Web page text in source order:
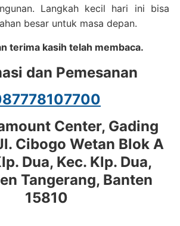
Langkah kecil hari ini bisa
besar untuk masa depan.
terima kasih telah membaca.
dan Pemesanan
Center, Gading
Cibogo Wetan Blok A
Dua, Kec. Klp. Dua,
Tangerang, Banten
15810